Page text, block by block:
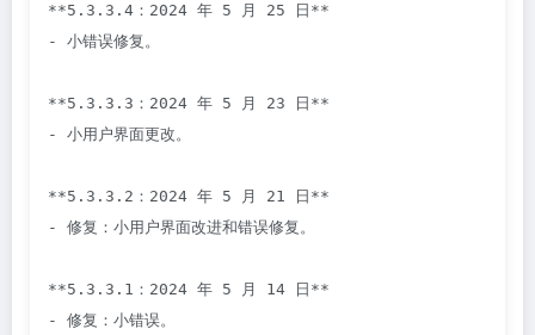
**5.3.3.4：2024 年 5 月 25 日**
- 小错误修复。
**5.3.3.3：2024 年 5 月 23 日**
- 小用户界面更改。
**5.3.3.2：2024 年 5 月 21 日**
- 修复：小用户界面改进和错误修复。
**5.3.3.1：2024 年 5 月 14 日**
- 修复：小错误。